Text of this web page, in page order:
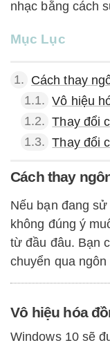
nhạc bằng cách
Mục Lục
1. Cách thay
1.1. Vô hiệu
1.2. Thay đổi
1.3. Thay đổi
Cách thay
Nếu bạn đang
không đúng ý
từ đầu đâu. Bạn
chuyển qua
Vô hiệu hóa
Windows 10 sẽ